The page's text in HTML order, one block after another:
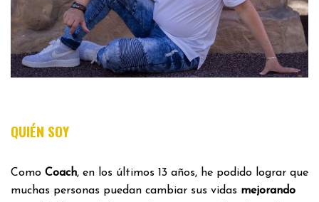
QUIÉN SOY
Como Coach, en los últimos 13 años, he podido lograr que
muchas personas puedan cambiar sus vidas mejorando